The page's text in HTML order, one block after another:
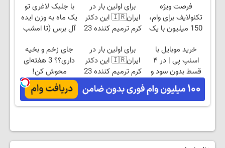
فرصت ویژه
تکنولایف برای وام،
150 میلیون با یک
برای اولین بار در
ایران🇮🇷 این دکتر
کرم ترمیم کننده 23
با جلبک لاغری تو
یک ماه به وزن ایده
آل برس (تا امشب
خرید موبایل با
اسنپ پی | در ۴
قسط بدون سود و
کارمزد!
برای اولین بار در
ایران🇮🇷 این دکتر
کرم ترمیم کننده 23
روزه ساخت!
جای زخم و بخیه
داری؟؟ 3 هفته‌ای
محوش کن!